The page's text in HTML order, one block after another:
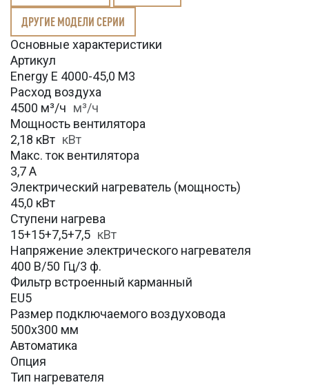
ДРУГИЕ МОДЕЛИ СЕРИИ
Основные характеристики
Артикул
Energy E 4000-45,0 M3
Расход воздуха
4500 м³/ч м³/ч
Мощность вентилятора
2,18 кВт кВт
Макс. ток вентилятора
3,7 А
Электрический нагреватель (мощность)
45,0 кВт
Ступени нагрева
15+15+7,5+7,5 кВт
Напряжение электрического нагревателя
400 В/50 Гц/3 ф.
Фильтр встроенный карманный
EU5
Размер подключаемого воздуховода
500х300 мм
Автоматика
Опция
Тип нагревателя